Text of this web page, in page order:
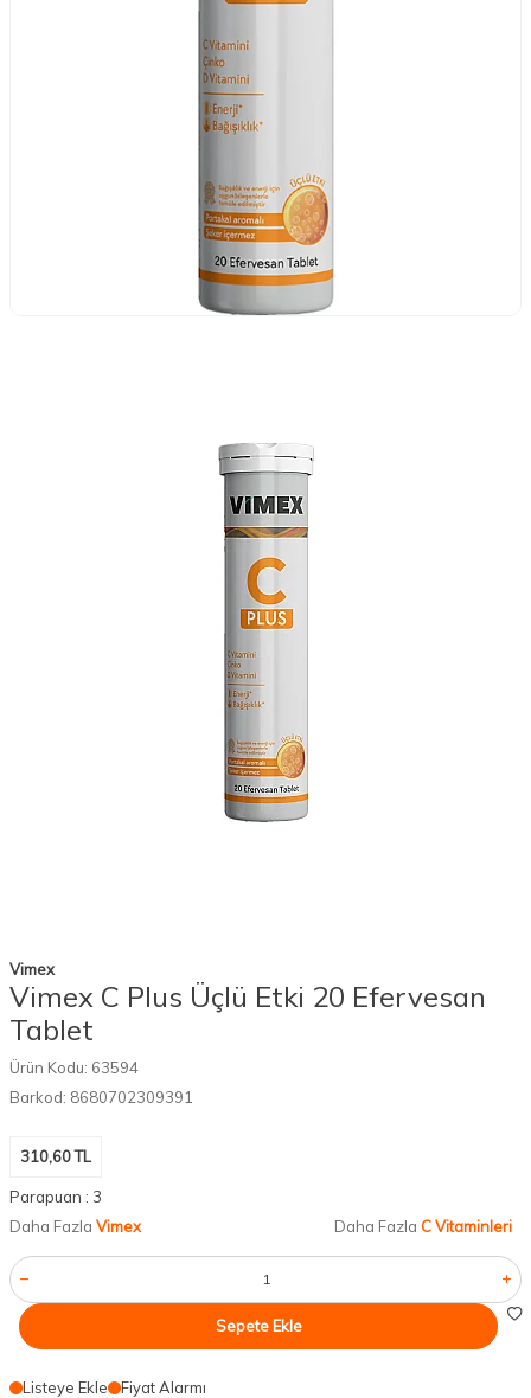
Vimex
Vimex C Plus Üçlü Etki 20 Efervesan
Tablet
Ürün Kodu: 63594
Barkod: 8680702309391
310,60TL
Parapuan : 3
Daha Fazla Vimex Daha Fazla C Vitaminleri
Sepete Ekle
Listeye Ekle Fiyat Alarmı